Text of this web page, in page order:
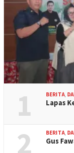
1 BERITA,
Lapas
2 BERITA,
Gus